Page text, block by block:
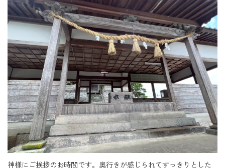
神様にご挨拶のお時間です。奥行きが感じられてすっきりとした